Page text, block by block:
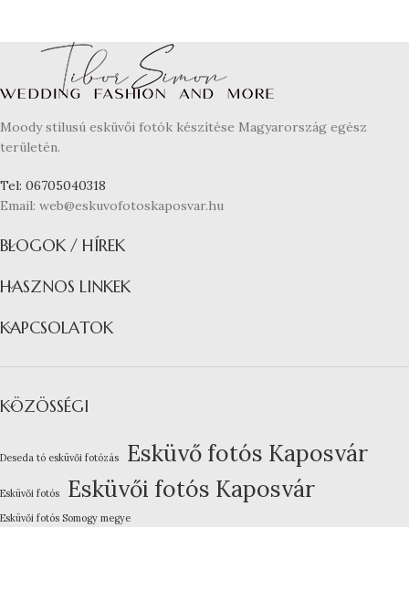
Moody stílusú esküvői fotók készítése Magyarország egész
területén.
Tel: 06705040318
Email: web@eskuvofotoskaposvar.hu
BLOGOK / HÍREK
HASZNOS LINKEK
KAPCSOLATOK
KÖZÖSSÉGI
Deseda tó esküvői fotózás Esküvő fotós Kaposvár
Esküvői fotós Esküvői fotós Kaposvár
Esküvői fotós Somogy megye